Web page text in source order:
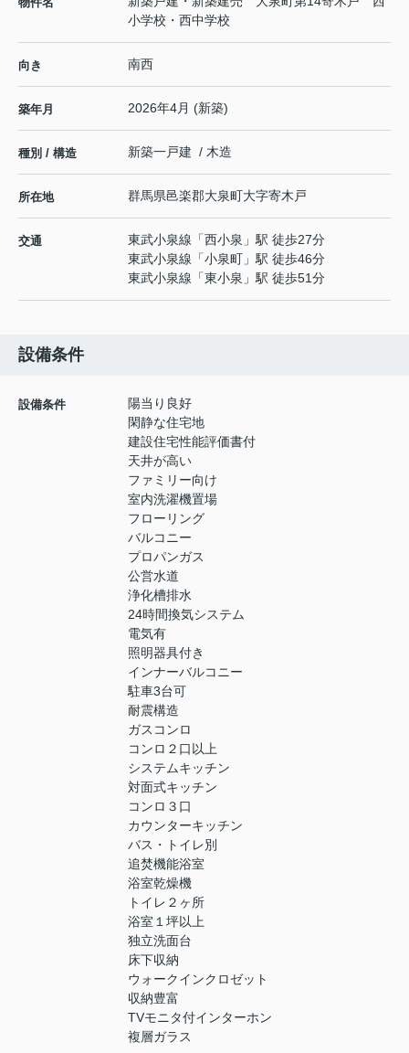
小学校・西中学校
向き 南西
築年月 2026年4月 (新築)
種別 / 構造 新築一戸建 / 木造
所在地 群馬県邑楽郡大泉町大字寄木戸
交通 東武小泉線 「西小泉 」駅 徒歩27分
東武小泉線 「小泉町 」駅 徒歩46分
東武小泉線 「東小泉 」駅 徒歩51分
設備条件
設備条件
陽当り良好
閑静な住宅地
建設住宅性能評価書付
天井が高い
ファミリー向け
室内洗濯機置場
フローリング
バルコニー
プロパンガス
公営水道
浄化槽排水
24時間換気システム
電気有
照明器具付き
インナーバルコニー
駐車3台可
耐震構造
ガスコンロ
コンロ２口以上
システムキッチン
対面式キッチン
コンロ３口
カウンターキッチン
バス・トイレ別
追焚機能浴室
浴室乾燥機
トイレ２ヶ所
浴室１坪以上
独立洗面台
床下収納
ウォークインクロゼット
収納豊富
TVモニタ付インターホン
複層ガラス